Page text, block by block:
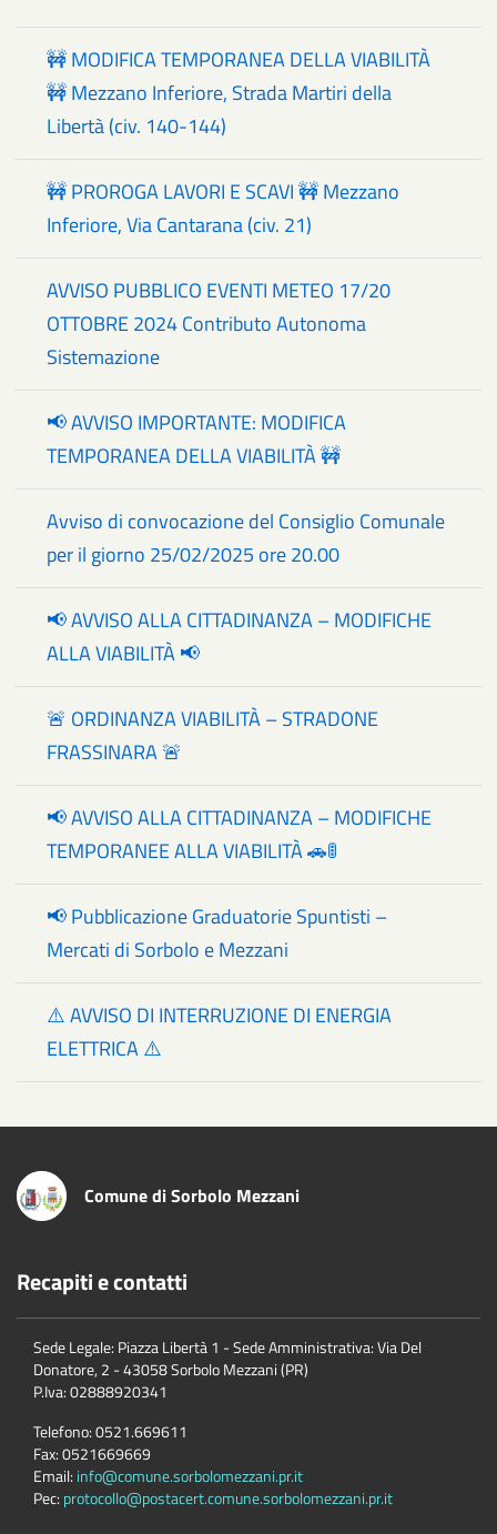
🚧 MODIFICA TEMPORANEA DELLA VIABILITÀ
🚧 Mezzano Inferiore, Strada Martiri della
Libertà (civ. 140-144)
🚧 PROROGA LAVORI E SCAVI 🚧 Mezzano
Inferiore, Via Cantarana (civ. 21)
AVVISO PUBBLICO EVENTI METEO 17/20
OTTOBRE 2024 Contributo Autonoma
Sistemazione
📢 AVVISO IMPORTANTE: MODIFICA
TEMPORANEA DELLA VIABILITÀ 🚧
Avviso di convocazione del Consiglio Comunale
per il giorno 25/02/2025 ore 20.00
📢 AVVISO ALLA CITTADINANZA – MODIFICHE
ALLA VIABILITÀ 📢
🚨 ORDINANZA VIABILITÀ – STRADONE
FRASSINARA 🚨
📢 AVVISO ALLA CITTADINANZA – MODIFICHE
TEMPORANEE ALLA VIABILITÀ 🚗🚦
📢 Pubblicazione Graduatorie Spuntisti –
Mercati di Sorbolo e Mezzani
⚠️ AVVISO DI INTERRUZIONE DI ENERGIA
ELETTRICA ⚠️
Comune di Sorbolo Mezzani
Recapiti e contatti
Sede Legale: Piazza Libertà 1 - Sede Amministrativa: Via Del
Donatore, 2 - 43058 Sorbolo Mezzani (PR)
P.Iva:02888920341
Telefono:0521.669611
Fax:0521669669
Email: info@comune.sorbolomezzani.pr.it
Pec: protocollo@postacert.comune.sorbolomezzani.pr.it